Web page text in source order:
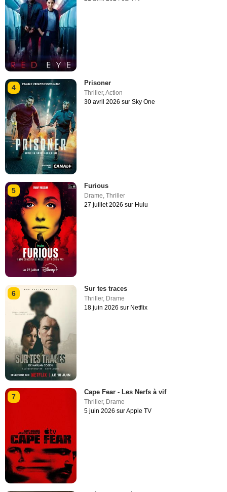
4
Prisoner
Thriller,Action
30 avril 2026 sur Sky One
5
Furious
Drame,Thriller
27 juillet 2026 sur Hulu
6
Sur tes traces
Thriller, Drame
18 juin 2026 sur Netflix
7
Cape Fear - Les Nerfs à vif
Thriller, Drame
5 juin 2026 sur Apple TV